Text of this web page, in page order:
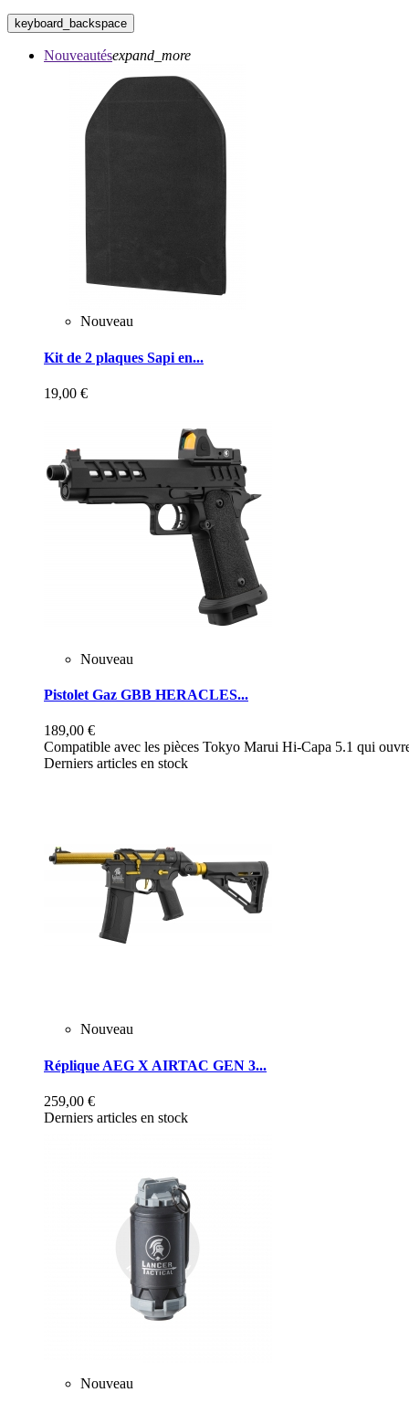
keyboard_backspace
Nouveautésexpand_more
Nouveau
Kit de 2 plaques Sapi en...
19,00 €
Nouveau
Pistolet Gaz GBB HERACLES...
189,00 €
Compatible avec les pièces Tokyo Marui Hi-Capa 5.1 qui
Derniers articles en stock
Nouveau
Réplique AEG X AIRTAC GEN 3...
259,00 €
Derniers articles en stock
Nouveau